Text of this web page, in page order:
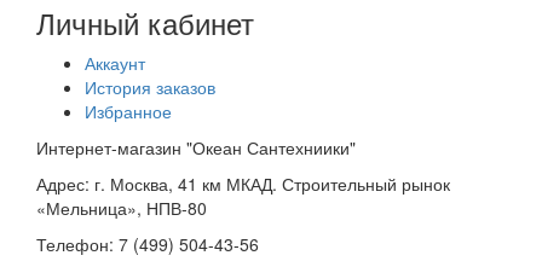
Личный кабинет
Аккаунт
История заказов
Избранное
Интернет-магазин "Океан Сантехниики"
Адрес: г. Москва, 41 км МКАД. Строительный рынок
«Мельница», НПВ-80
Телефон: 7 (499) 504-43-56